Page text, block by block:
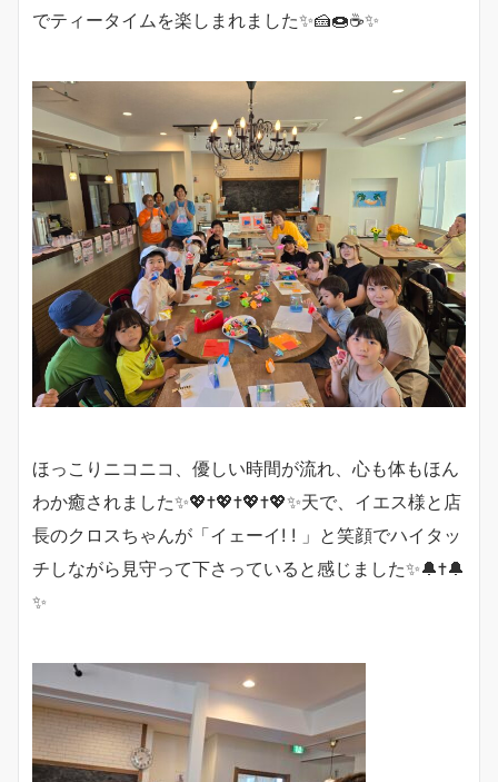
でティータイムを楽しまれました✨🍰🍩☕️✨
ほっこりニコニコ、優しい時間が流れ、心も体もほん
わか癒されました✨💖✝️💖✝️💖✝️💖✨天で、イエス様と店
長のクロスちゃんが「イェーイ! ! 」と笑顔でハイタッ
チしながら見守って下さっていると感じました✨🔔✝️🔔
✨